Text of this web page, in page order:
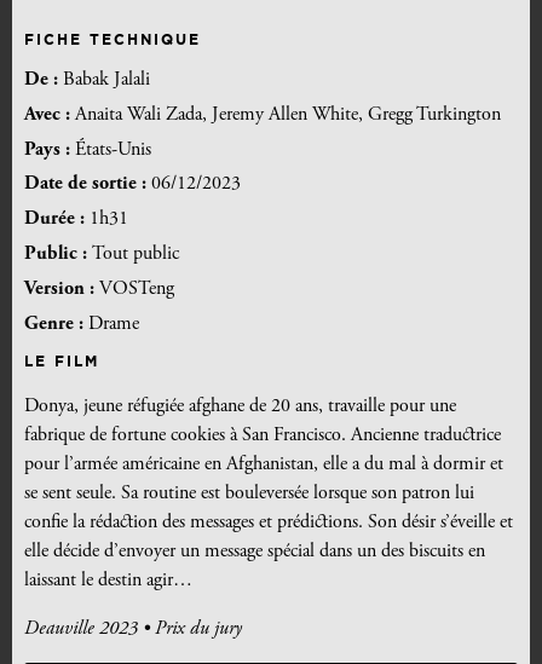
FICHE TECHNIQUE
De : Babak Jalali
Avec :Anaita Wali Zada, Jeremy Allen White, Gregg Turkington
Pays : États-Unis
Date de sortie : 06/12/2023
Durée : 1h31
Public : Tout public
Version : VOSTeng
Genre : Drame
LE FILM
Donya, jeune réfu­giée afghane de 20 ans, tra­vaille pour une
fabrique de for­tune cookies à San Fran­cis­co. Ancienne tra­duc­trice
pour l’armée amé­ri­caine en Afgha­nis­tan, elle a du mal à dor­mir et
se sent seule. Sa rou­tine est bou­le­ver­sée lorsque son patron lui
confie la rédac­tion des mes­sages et pré­dic­tions. Son désir s’éveille et
elle décide d’envoyer un mes­sage spé­cial dans un des bis­cuits en
lais­sant le des­tin agir…
Deauville 2023 • Prix du jury